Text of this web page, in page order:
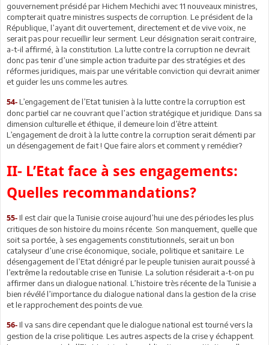
gouvernement présidé par Hichem Mechichi avec 11 nouveaux ministres,
compterait quatre ministres suspects de corruption. Le président de la
République, l’ayant dit ouvertement, directement et de vive voix, ne
serait pas pour recueillir leur serment. Leur désignation serait contraire,
a-t-il affirmé, à la constitution. La lutte contre la corruption ne devrait
donc pas tenir d’une simple action traduite par des stratégies et des
réformes juridiques, mais par une véritable conviction qui devrait animer
et guider les uns comme les autres.
54- L’engagement de l’Etat tunisien à la lutte contre la corruption est
donc partiel car ne couvrant que l’action stratégique et juridique. Dans sa
dimension culturelle et éthique, il demeure loin d’être atteint.
L’engagement de droit à la lutte contre la corruption serait démenti par
un désengagement de fait ! Que faire alors et comment y remédier?
II- L’Etat face à ses engagements:
Quelles recommandations?
55- Il est clair que la Tunisie croise aujourd’hui une des périodes les plus
critiques de son histoire du moins récente. Son manquement, quelle que
soit sa portée, à ses engagements constitutionnels, serait un bon
catalyseur d’une crise économique, sociale, politique et sanitaire. Le
désengagement de l’Etat dénigré par le peuple tunisien aurait poussé à
l’extrême la redoutable crise en Tunisie. La solution résiderait a-t-on pu
affirmer dans un dialogue national. L’histoire très récente de la Tunisie a
bien révélé l’importance du dialogue national dans la gestion de la crise
et le rapprochement des points de vue.
56- Il va sans dire cependant que le dialogue national est tourné vers la
gestion de la crise politique. Les autres aspects de la crise y échappent.